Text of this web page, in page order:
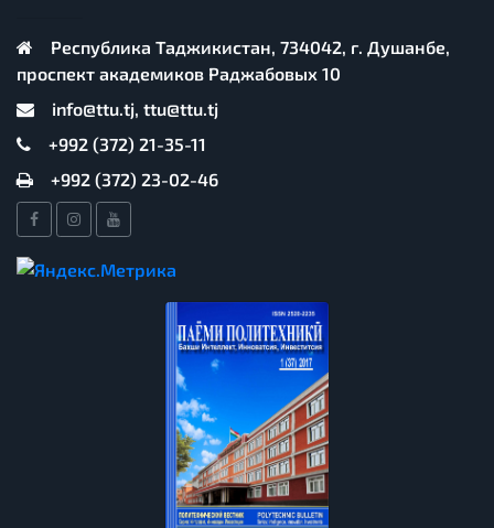
Республика Таджикистан, 734042, г. Душанбе,
проспект академиков Раджабовых 10
info@ttu.tj, ttu@ttu.tj
+992 (372) 21-35-11
+992 (372) 23-02-46